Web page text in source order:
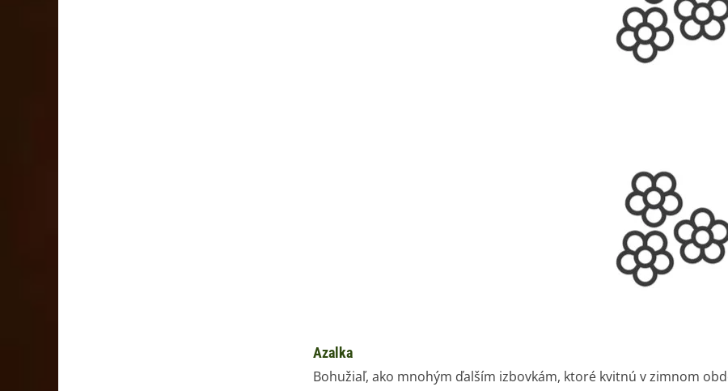
Azalka
Bohužiaľ, ako mnohým ďalším izbovkám, ktoré kvitnú v zimnom